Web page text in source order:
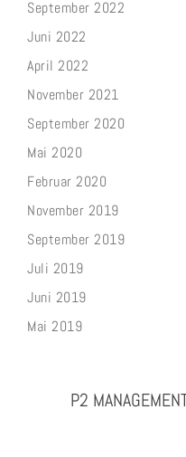
September 2022
Juni 2022
April 2022
November 2021
September 2020
Mai 2020
Februar 2020
November 2019
September 2019
Juli 2019
Juni 2019
Mai 2019
P2